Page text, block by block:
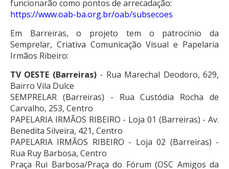
funcionarão como pontos de arrecadação:
https://www.oab-ba.org.br/oab/subsecoes
Em Barreiras, o projeto tem o patrocínio da
Semprelar, Criativa Comunicação Visual e Papelaria
Irmãos Ribeiro:
TV OESTE (Barreiras)- Rua Marechal Deodoro, 629,
Bairro Vila Dulce
SEMPRELAR (Barreiras) - Rua Custódia Rocha de
Carvalho, 253, Centro
PAPELARIA IRMÃOS RIBEIRO - Loja 01 (Barreiras) - Av.
Benedita Silveira, 421, Centro
PAPELARIA IRMÃOS RIBEIRO - Loja 02 (Barreiras) -
Rua Ruy Barbosa, Centro
Praça Rui Barbosa/Praça do Fórum (OSC Amigos da